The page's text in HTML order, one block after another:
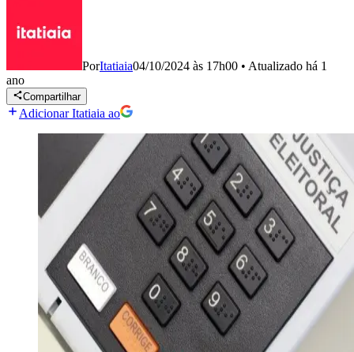
PorItatiaia04/10/2024 às 17h00 • Atualizado há 1
ano
Compartilhar
Adicionar Itatiaia ao